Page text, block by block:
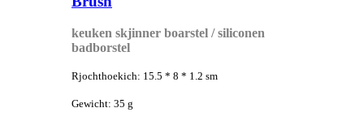
keuken skjinner boarstel / siliconen
badborstel
Rjochthoekich: 15.5 * 8 * 1.2 sm
Gewicht: 35 g